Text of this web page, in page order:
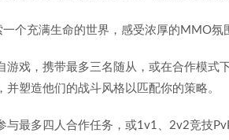
一个充满生命的世界，感受浓厚的MMO氛
游戏，携带最多三名随从，或在合作模
并塑造他们的战斗风格以匹配你的策略。
与最多四人合作任务，或1v1、2v2竞技